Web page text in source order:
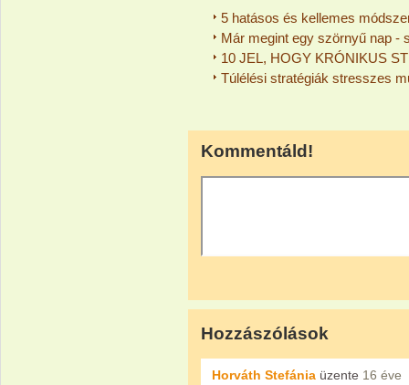
5 hatásos és kellemes
Már megint egy szörnyű nap -
10 JEL, HOGY KRÓNIKUS
Túlélési stratégiák stresszes
Kommentáld!
Hozzászólások
Horváth Stefánia üzente 16 éve